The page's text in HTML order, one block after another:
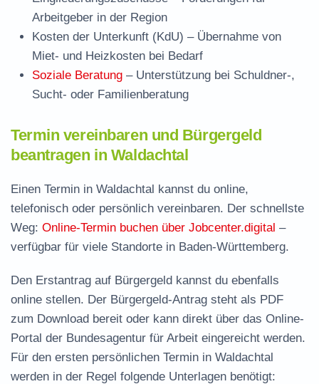
Arbeitgeber in der Region
Kosten der Unterkunft (KdU) – Übernahme von
Miet- und Heizkosten bei Bedarf
Soziale Beratung – Unterstützung bei Schuldner-,
Sucht- oder Familienberatung
Termin vereinbaren und Bürgergeld
beantragen in Waldachtal
Einen Termin in Waldachtal kannst du online,
telefonisch oder persönlich vereinbaren. Der schnellste
Weg: Online-Termin buchen über Jobcenter.digital –
verfügbar für viele Standorte in Baden-Württemberg.
Den Erstantrag auf Bürgergeld kannst du ebenfalls
online stellen. Der Bürgergeld-Antrag steht als PDF
zum Download bereit oder kann direkt über das Online-
Portal der Bundesagentur für Arbeit eingereicht werden.
Für den ersten persönlichen Termin in Waldachtal
werden in der Regel folgende Unterlagen benötigt: